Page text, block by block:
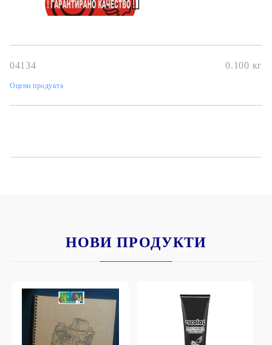
Размер-11Х19см
04134 0.100 кг
Оцени продукта
НОВИ ПРОДУКТИ